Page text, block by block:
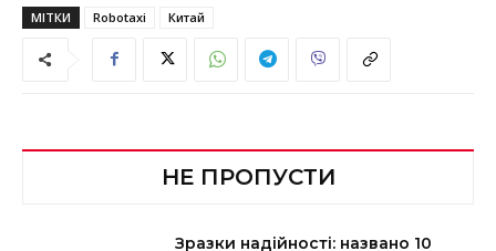
МІТКИ Robotaxi Китай
НЕ ПРОПУСТИ
Зразки надійності: названо 10